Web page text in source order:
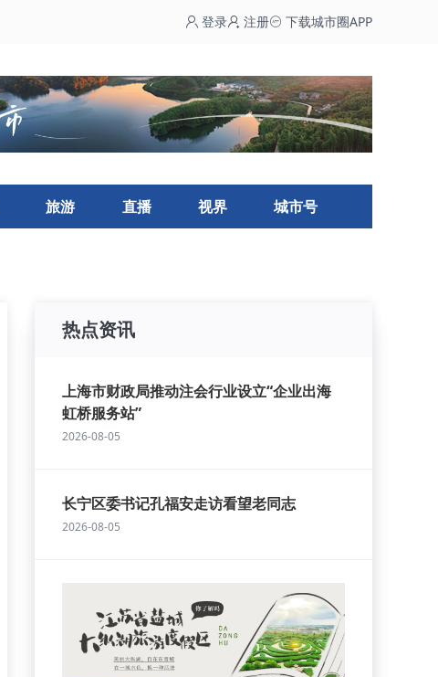
登录 注册 下载城市圈APP
旅游 直播 视界 城市号
热点资讯
上海市财政局推动注会行业设立“企业出海
虹桥服务站”
2026-08-05
长宁区委书记孔福安走访看望老同志
2026-08-05